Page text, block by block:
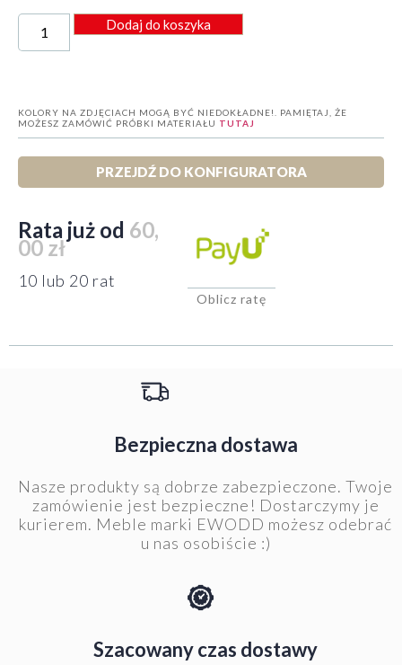
Dodaj do koszyka
KOLORY NA ZDJĘCIACH MOGĄ BYĆ NIEDOKŁADNE!. PAMIĘTAJ, ŻE
MOŻESZ ZAMÓWIĆ PRÓBKI MATERIAŁU TUTAJ
PRZEJDŹ DO KONFIGURATORA
Rata już od 60,
00 zł
10 lub 20 rat
Oblicz ratę
Bezpieczna dostawa
Nasze produkty są dobrze zabezpieczone. Twoje
zamówienie jest bezpieczne! Dostarczymy je
kurierem. Meble marki EWODD możesz odebrać
u nas osobiście :)
Szacowany czas dostawy